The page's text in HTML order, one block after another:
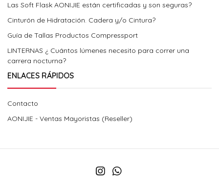
Las Soft Flask AONIJIE están certificadas y son seguras?
Cinturón de Hidratación. Cadera y/o Cintura?
Guía de Tallas Productos Compressport
LINTERNAS ¿ Cuántos lúmenes necesito para correr una
carrera nocturna?
ENLACES RÁPIDOS
Contacto
AONIJIE - Ventas Mayoristas (Reseller)